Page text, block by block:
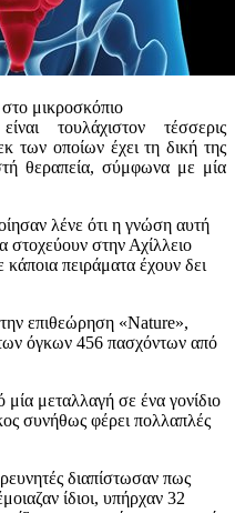
μικροσκόπιο
τουλάχιστον τέσσερις
των οποίων έχει τη δική της
θεραπεία, σύμφωνα με μία
λένε ότι η γνώση αυτή
στην Αχίλλειο
πειράματα έχουν δει
επιθεώρηση «Nature»,
όγκων 456 πασχόντων από
μία μεταλλαγή σε ένα γονίδιο
συνήθως φέρει πολλαπλές
διαπίστωσαν πως
ίδιοι, υπήρχαν 32